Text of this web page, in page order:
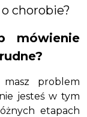
chorobie?
mówienie
problem
jesteś w tym
etapach